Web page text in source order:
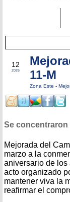
12
2026
11-M
Zona Este -
Se concentraron
Mejorada del
marzo a la
aniversario de los
acto organizado
mantener viva la
reafirmar el